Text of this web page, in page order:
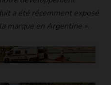
a été récemment exposé
marque en Argentine ».